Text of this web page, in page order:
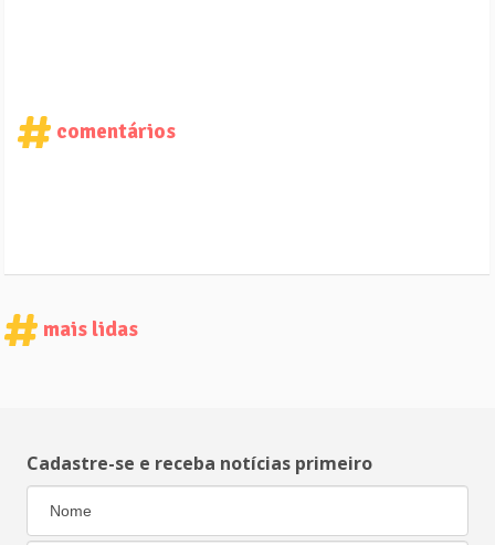
comentários
mais lidas
Cadastre-se e receba notícias primeiro